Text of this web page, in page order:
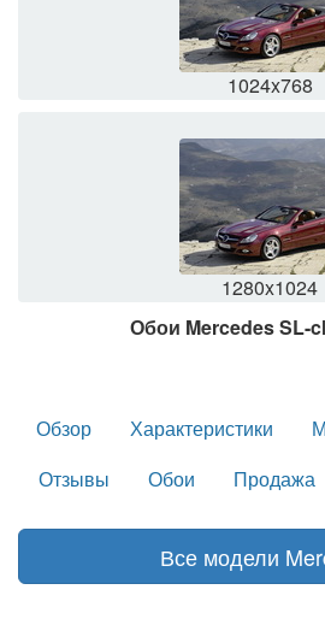
1024x768
1280x1024
Обои Mercedes SL-
Обзор Характеристики
Отзывы
Обои Продажа
Все модели